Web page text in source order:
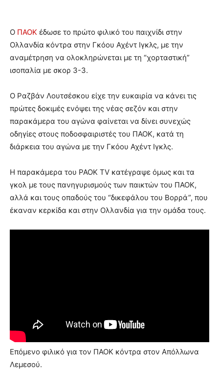
Ο ΠΑΟΚ έδωσε το πρώτο φιλικό του παιχνίδι στην
Ολλανδία κόντρα στην Γκόου Αχέντ Ιγκλς, με την
αναμέτρηση να ολοκληρώνεται με τη “χορταστική”
ισοπαλία με σκορ 3-3.
Ο Ραζβάν Λουτσέσκου είχε την ευκαιρία να κάνει τις
πρώτες δοκιμές ενόψει της νέας σεζόν και στην
παρακάμερα του αγώνα φαίνεται να δίνει συνεχώς
οδηγίες στους ποδοσφαιριστές του ΠΑΟΚ, κατά τη
διάρκεια του αγώνα με την Γκόου Αχέντ Ιγκλς.
Η παρακάμερα του PAOK TV κατέγραψε όμως και τα
γκολ με τους πανηγυρισμούς των παικτών του ΠΑΟΚ,
αλλά και τους οπαδούς του “δικεφάλου του Βορρά”, που
έκαναν κερκίδα και στην Ολλανδία για την ομάδα τους.
Επόμενο φιλικό για τον ΠΑΟΚ κόντρα στον Απόλλωνα
Λεμεσού.